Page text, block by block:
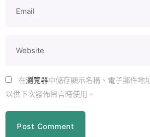
在瀏覽器中儲存顯示名稱、電子郵件地
以供下次發佈留言時使用。